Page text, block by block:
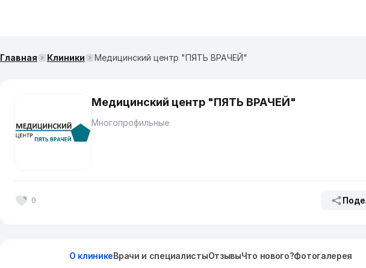
Главная Клиники Медицинский центр "ПЯТЬ ВРАЧЕЙ"
Медицинский центр "ПЯТЬ ВРАЧЕЙ"
Многопрофильные
0
О клиникеВрачи и специалистыОтзывыЧто нового?Фотогалерея